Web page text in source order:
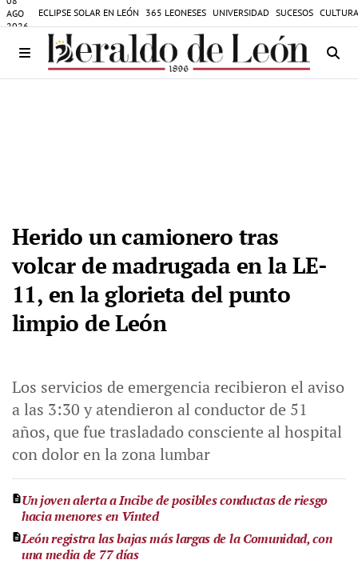
AGO
2026
ECLIPSE SOLAR EN LEÓN 365 LEONESES UNIVERSIDAD SUCESOS
Herido un camionero tras
volcar de madrugada en la LE-
11, en la glorieta del punto
limpio de León
Los servicios de emergencia recibieron el aviso
a las 3:30 y atendieron al conductor de 51
años, que fue trasladado consciente al hospital
con dolor en la zona lumbar
Un joven alerta a Incibe de posibles conductas de riesgo
hacia menores en Vinted
León registra las bajas más largas de la Comunidad, con
una media de 77 días